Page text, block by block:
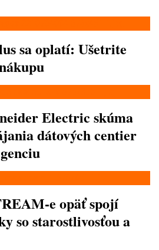
sa oplatí: Ušetrite
Electric skúma
dátových centier
e opäť spojí
so starostlivosťou a